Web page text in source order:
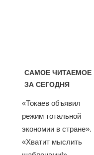
САМОЕ ЧИТАЕМОЕ
ЗА СЕГОДНЯ
«Токаев объявил
режим тотальной
экономии в стране».
«Хватит мыслить